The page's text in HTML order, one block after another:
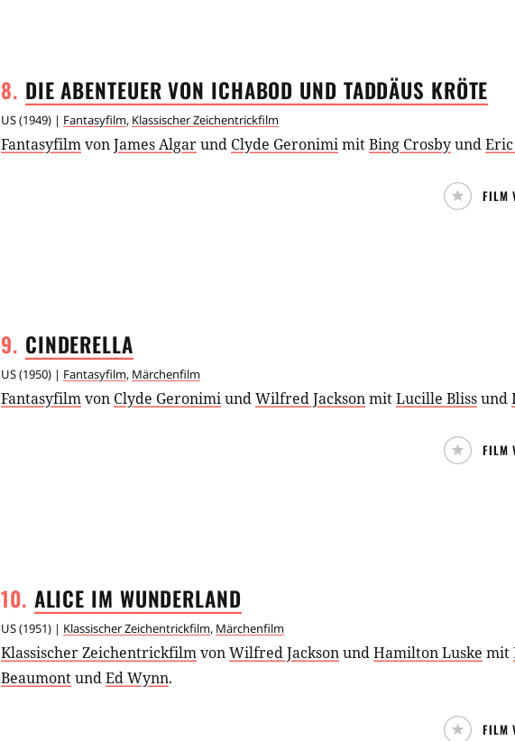
8. DIE ABENTEUER VON ICHABOD UND TADDÄUS KRÖTE
US(1949) | Fantasyfilm, Klassischer Zeichentrickfilm
FantasyfilmvonJames Algarund Clyde GeronimimitBing Crosbyund
FILM
9. CINDERELLA
US(1950) | Fantasyfilm, Märchenfilm
Fantasyfilmvon Clyde GeronimiundWilfred JacksonmitLucille Blissund
FILM
10. ALICE IM WUNDERLAND
US(1951) | Klassischer Zeichentrickfilm, Märchenfilm
Klassischer ZeichentrickfilmvonWilfred JacksonundHamilton Luske mit
BeaumontundEd Wynn.
FILM